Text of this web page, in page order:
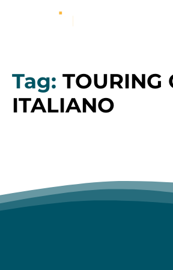
Tag: TOURING
ITALIANO